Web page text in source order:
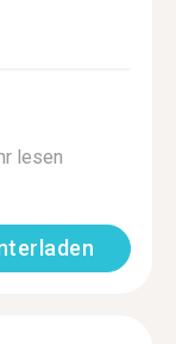
lesen